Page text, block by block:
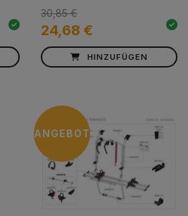
24,68 €
30,85 €
HINZUFÜGEN
ANGEBOT